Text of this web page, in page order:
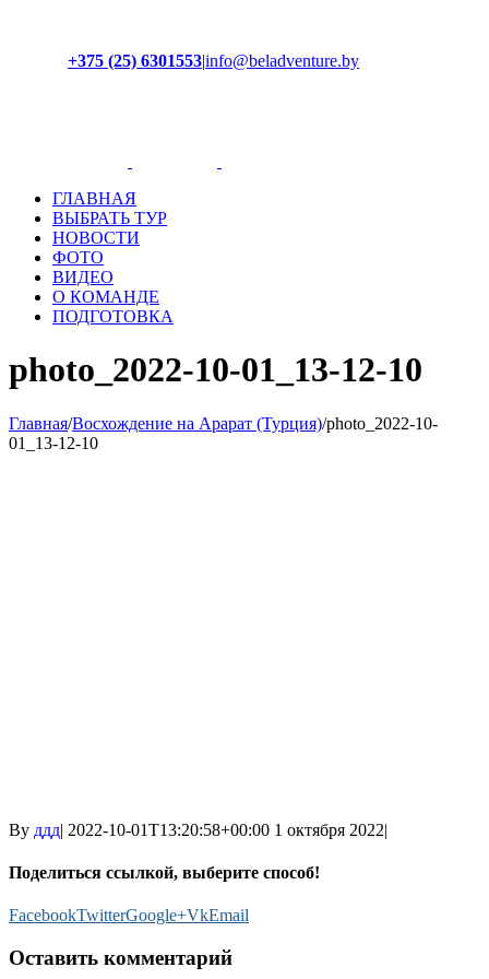
+375 (25) 6301553|info@beladventure.by
ГЛАВНАЯ
ВЫБРАТЬ ТУР
НОВОСТИ
ФОТО
ВИДЕО
О КОМАНДЕ
ПОДГОТОВКА
photo_2022-10-01_13-12-10
Главная/Восхождение на Арарат (Турция)/photo_2022-10-
01_13-12-10
By ддд| 2022-10-01T13:20:58+00:00 1 октября 2022|
Поделиться ссылкой, выберите способ!
FacebookTwitterGoogle+VkEmail
Оставить комментарий